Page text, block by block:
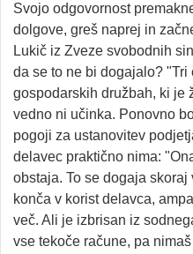
Svojo odgovornost
dolgove, greš naprej in
Lukič iz Zveze svobodnih
da se to ne bi dogajalo? "Tri
gospodarskih družbah, ki je
vedno ni učinka. Ponovno
pogoji za ustanovitev
delavec praktično nima:
obstaja. To se dogaja
konča v korist delavca,
več. Ali je izbrisan iz
vse tekoče račune, pa